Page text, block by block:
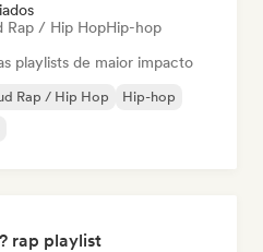
Rap / Hip HopHip-hop
playlists de maior impacto
Rap / Hip Hop
Hip-hop
rap playlist